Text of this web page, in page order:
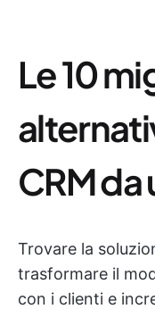
Le 10
CRM da
Trovare la
trasformare il
con i clienti e